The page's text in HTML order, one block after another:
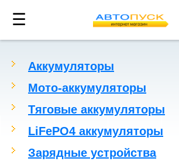
☰
Аккумуляторы
Мото-аккумуляторы
Тяговые аккумуляторы
LiFePO4 аккумуляторы
Зарядные устройства